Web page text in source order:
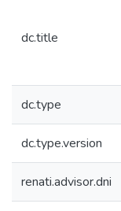
dc.title
dc.type
dc.type.version
renati.advisor.dni